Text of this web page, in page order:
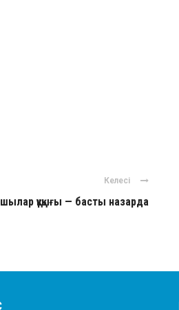
Келесі
құқығы — басты назарда